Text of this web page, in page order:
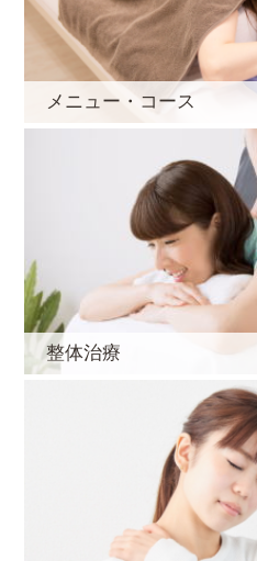
メニュー・コース
整体治療